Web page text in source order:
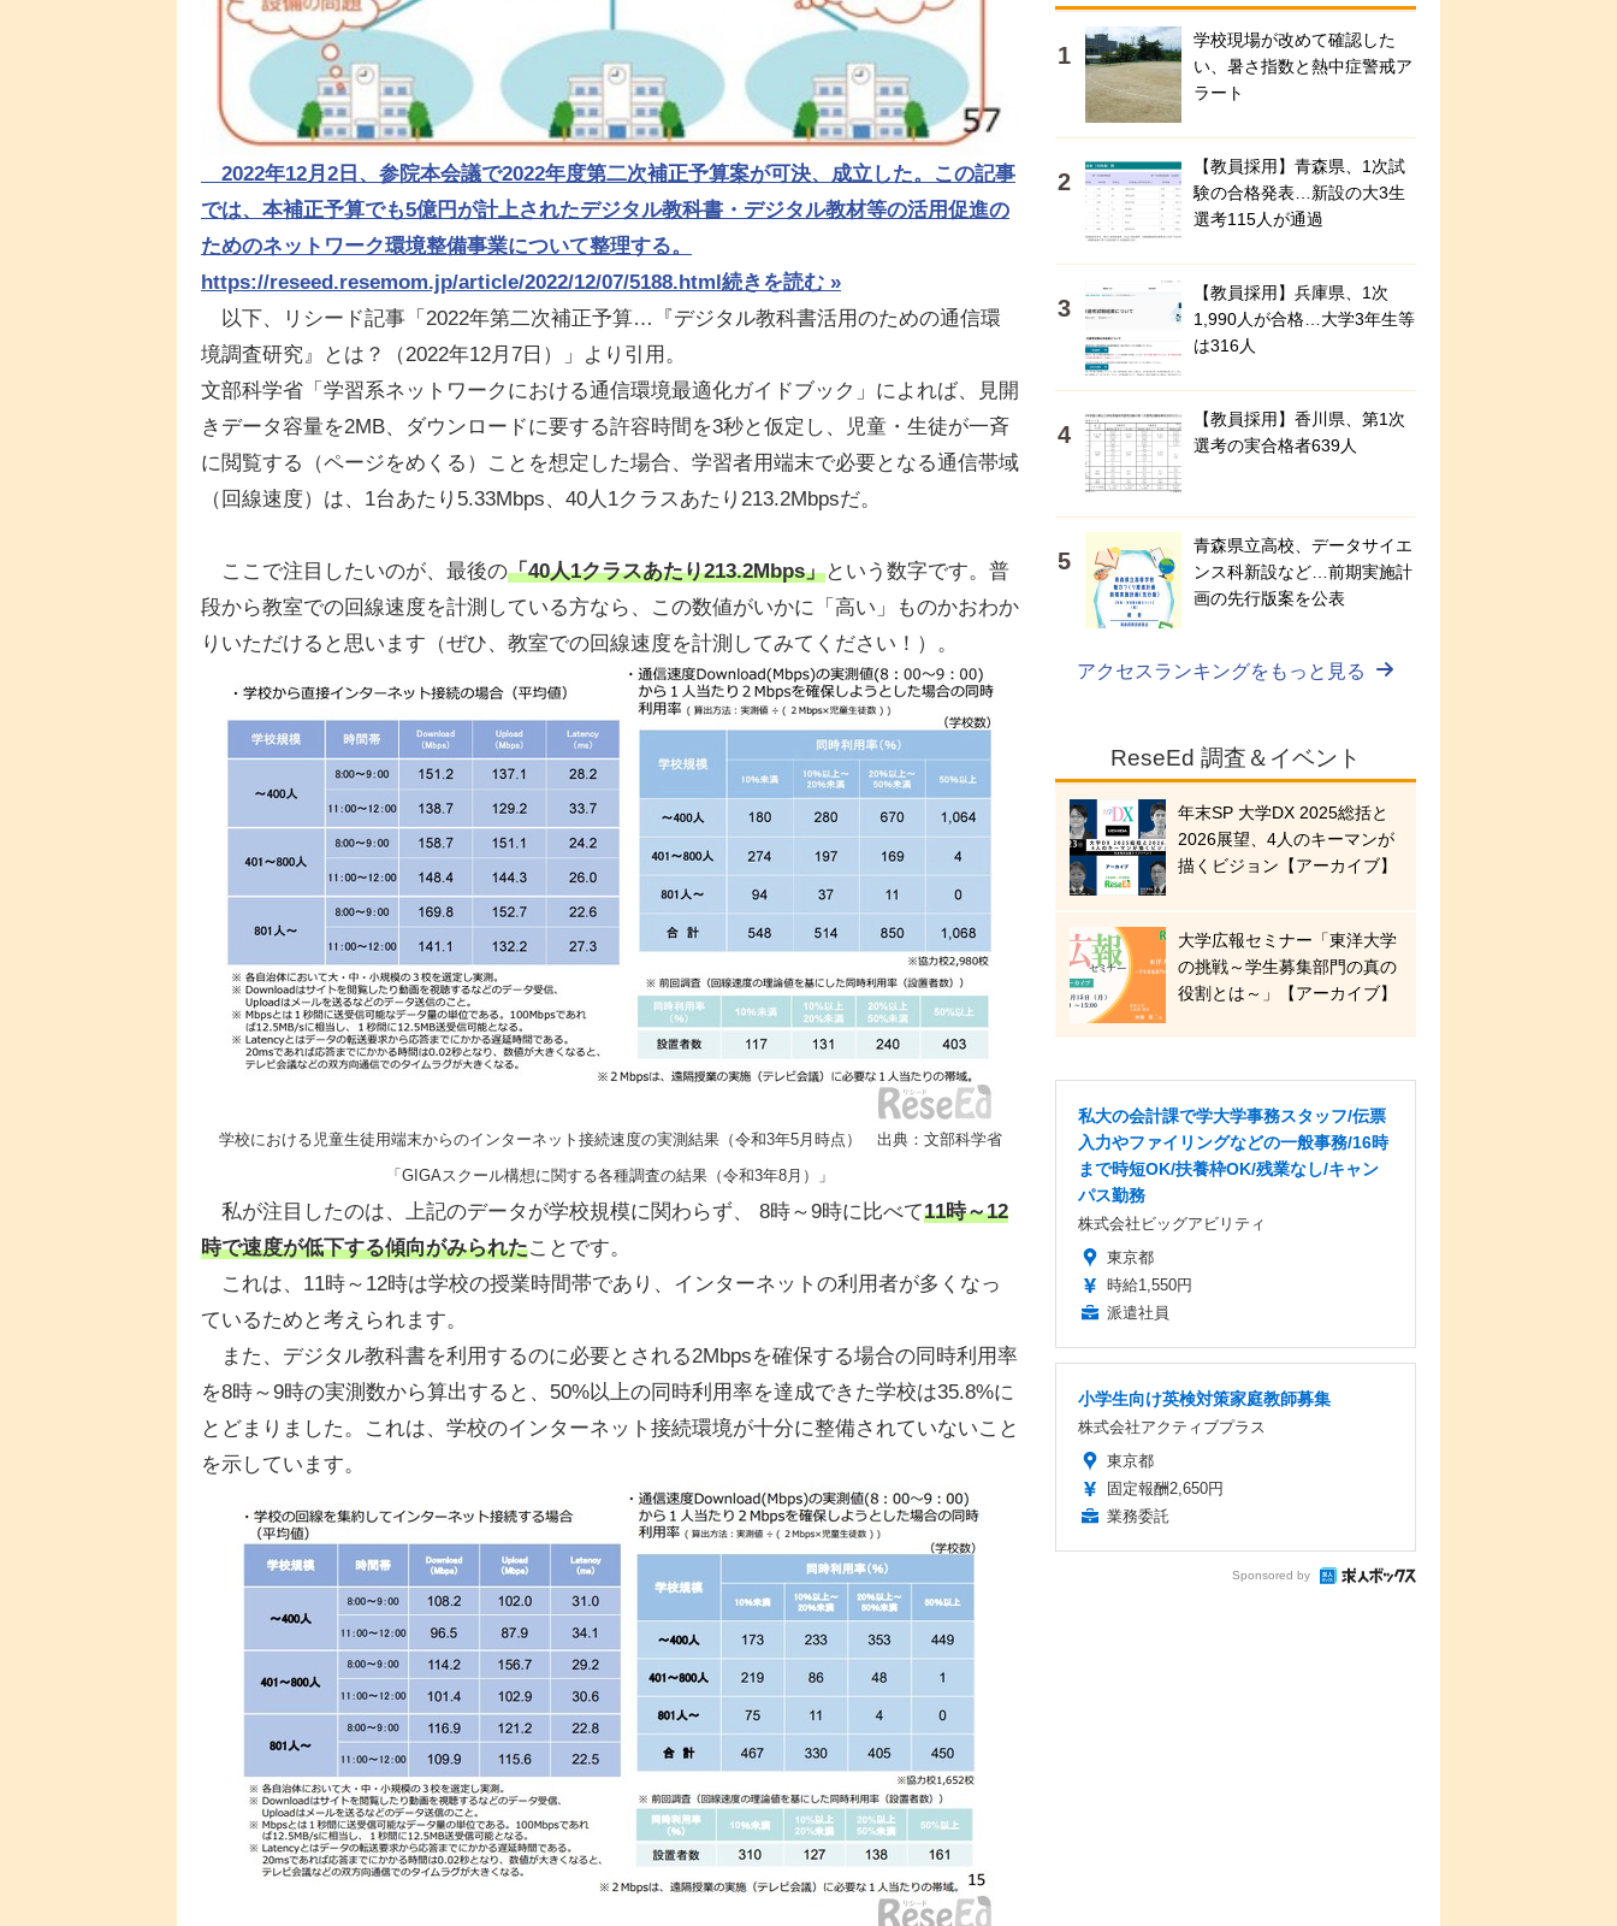
2022年12月2日、参院本会議で2022年度第二次補正予算案が可決、成立した。この記事
では、本補正予算でも5億円が計上されたデジタル教科書・デジタル教材等の活用促進の
ためのネットワーク環境整備事業について整理する。
https://reseed.resemom.jp/article/2022/12/07/5188.html続きを読む »
以下、リシード記事「2022年第二次補正予算…『デジタル教科書活用のための通信環
境調査研究』とは？（2022年12月7日）」より引用。
文部科学省「学習系ネットワークにおける通信環境最適化ガイドブック」によれば、見開
きデータ容量を2MB、ダウンロードに要する許容時間を3秒と仮定し、児童・生徒が一斉
に閲覧する（ページをめくる）ことを想定した場合、学習者用端末で必要となる通信帯域
（回線速度）は、1台あたり5.33Mbps、40人1クラスあたり213.2Mbpsだ。
ここで注目したいのが、最後の「40人1クラスあたり213.2Mbps」という数字です。普
段から教室での回線速度を計測している方なら、この数値がいかに「高い」ものかおわか
りいただけると思います（ぜひ、教室での回線速度を計測してみてください！）。
学校における児童生徒用端末からのインターネット接続速度の実測結果（令和3年5月時点） 出典：文部科学省
「GIGAスクール構想に関する各種調査の結果（令和3年8月）」
私が注目したのは、上記のデータが学校規模に関わらず、 8時～9時に比べて11時～12
時で速度が低下する傾向がみられたことです。
これは、11時～12時は学校の授業時間帯であり、インターネットの利用者が多くなっ
ているためと考えられます。
また、デジタル教科書を利用するのに必要とされる2Mbpsを確保する場合の同時利用率
を8時～9時の実測数から算出すると、50%以上の同時利用率を達成できた学校は35.8%に
とどまりました。これは、学校のインターネット接続環境が十分に整備されていないこと
を示しています。
学校現場が改めて確認した
い、暑さ指数と熱中症警戒ア
ラート
【教員採用】青森県、1次試
験の合格発表…新設の大3生
選考115人が通過
【教員採用】兵庫県、1次
1,990人が合格…大学3年生等
は316人
【教員採用】香川県、第1次
選考の実合格者639人
青森県立高校、データサイエ
ンス科新設など…前期実施計
画の先行版案を公表
アクセスランキングをもっと見る
ReseEd 調査＆イベント
年末SP 大学DX 2025総括と
2026展望、4人のキーマンが
描くビジョン【アーカイブ】
大学広報セミナー「東洋大学
の挑戦～学生募集部門の真の
役割とは～」【アーカイブ】
私大の会計課で学大学事務スタッフ/伝票
入力やファイリングなどの一般事務/16時
まで時短OK/扶養枠OK/残業なし/キャン
パス勤務
株式会社ビッグアビリティ
東京都
時給1,550円
派遣社員
小学生向け英検対策家庭教師募集
株式会社アクティブプラス
東京都
固定報酬2,650円
業務委託
Sponsored by